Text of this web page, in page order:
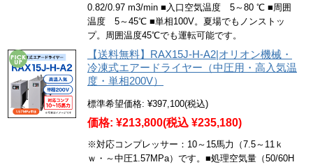
0.82/0.97 m3/min ■入口空気温度 5～80 ℃ ■周囲
温度 5～45℃ ■単相100V。夏場でもノンストッ
プ。周囲温度45℃でも運転可能です。
【送料無料】RAX15J-H-A2|オリオン機械・
冷凍式エアードライヤー（中圧用・高入気温
度・単相200V）
標準希望価格: ¥397,100(税込)
価格: ¥213,800(税込 ¥235,180)
※対応コンプレッサー：10～15馬力（7.5～11ｋ
ｗ・～中圧1.57MPa）です。■処理空気量（50/60H